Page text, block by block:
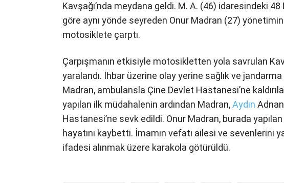
Kavşağı’nda meydana geldi. M. A. (46) idaresindeki
göre aynı yönde seyreden Onur Madran (27)
motosiklete çarptı.
Çarpışmanın etkisiyle motosikletten yola savrulan
yaralandı. İhbar üzerine olay yerine sağlık ve
Madran, ambulansla Çine Devlet Hastanesi’ne
yapılan ilk müdahalenin ardından Madran,Aydın
Hastanesi’ne sevk edildi. Onur Madran, burada
hayatını kaybetti. İmamın vefatı ailesi ve sevenlerini
ifadesi alınmak üzere karakola götürüldü.